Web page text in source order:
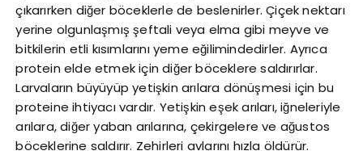
çıkarırken diğer böceklerle de beslenirler. Çiçek nektarı
yerine olgunlaşmış şeftali veya elma gibi meyve ve
bitkilerin etli kısımlarını yeme eğilimindedirler. Ayrıca
protein elde etmek için diğer böceklere saldırırlar.
Larvaların büyüyüp yetişkin arılara dönüşmesi için bu
proteine ​​ihtiyacı vardır. Yetişkin eşek arıları, iğneleriyle
arılara, diğer yaban arılarına, çekirgelere ve ağustos
böceklerine saldırır. Zehirleri avlarını hızla öldürür.